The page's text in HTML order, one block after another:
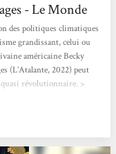
- Le Monde
des politiques climatiques
grandissant, celui ou
américaine Becky
(L’Atalante, 2022) peut
révolutionnaire. >